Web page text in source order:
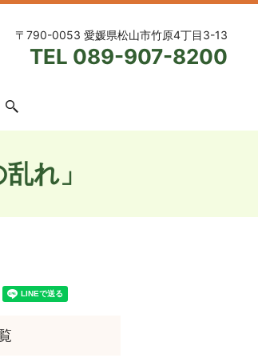
〒790-0053 愛媛県松山市竹原4丁目3-13
TEL 089-907-8200
search
れ」